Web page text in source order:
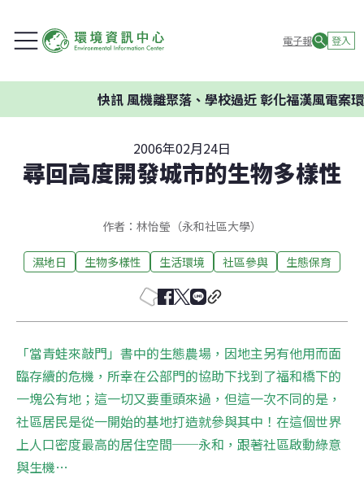
電子報 登入
風機離聚落、學校過近 彰化福漢風電案環委建
2006年02月24日
尋回高度開發城市的生物多樣性
作者：林怡瑩（永和社區大學）
濕地日 生物多樣性 生活環境 社區參與 生態保育
「當青蛙來敲門」書中的生態農場，因地主另有他用而面
臨存續的危機，所幸在公部門的協助下找到了福和橋下的
一塊公有地；這一切又要重頭來過，但這一次不同的是，
社區居民是從一開始的基地打造就參與其中！在這個世界
上人口密度最高的居住空間──永和，跟著社區啟動綠意
與生機…